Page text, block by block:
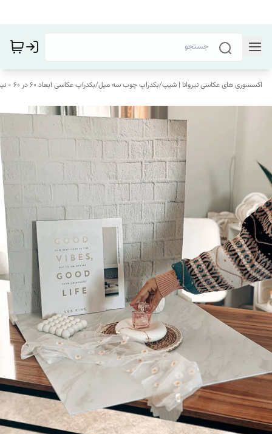
اکسسوری های عکاسی نیروانا | شیپ/بکدراپ چوب سه میل/بکدراپ عکاسی ابعاد 60 در 60 - نیروانا